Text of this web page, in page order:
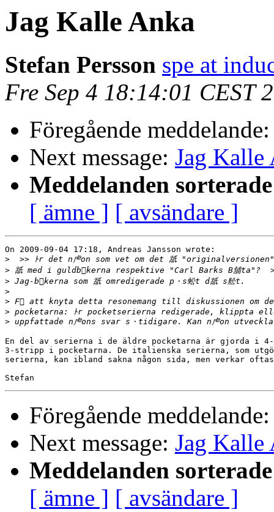
Jag Kalle Anka
Stefan Persson spe at
Fre Sep 4 18:14:01 CEST
Föregående
Next message: Jag Kalle
Meddelanden
[ ämne ] [ avsändare ]
On 2009-09-04 17:18, Andreas Jansson wrote:
>
>
>
>
>
>
>
En del av serierna i de äldre pocketarna är gjorda i
3-stripp i pocketarna. De italienska serierna, som
serierna, kan ibland sakna någon sida, men verkar
Föregående
Next message: Jag Kalle
Meddelanden
[ ämne ] [ avsändare ]